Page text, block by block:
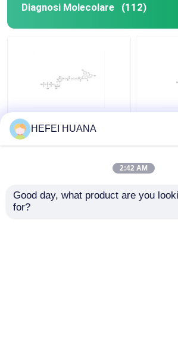
Diagnosi Molecolare (112)
Fluoresceina-12-dUTP
1mM Soluzione di
HEFEI HUANA
2:42 AM
Good day, what product are you
for?